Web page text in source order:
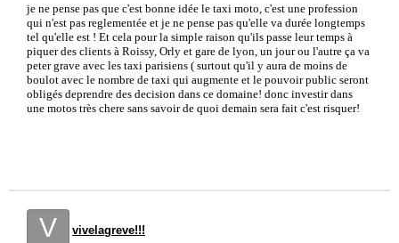
je ne pense pas que c'est bonne idée le taxi moto, c'est une profession
qui n'est pas reglementée et je ne pense pas qu'elle va durée longtemps
tel qu'elle est ! Et cela pour la simple raison qu'ils passe leur temps à
piquer des clients à Roissy, Orly et gare de lyon, un jour ou l'autre ça va
peter grave avec les taxi parisiens ( surtout qu'il y aura de moins de
boulot avec le nombre de taxi qui augmente et le pouvoir public seront
obligés deprendre des decision dans ce domaine! donc investir dans
une motos très chere sans savoir de quoi demain sera fait c'est risquer!
V vivelagreve!!!